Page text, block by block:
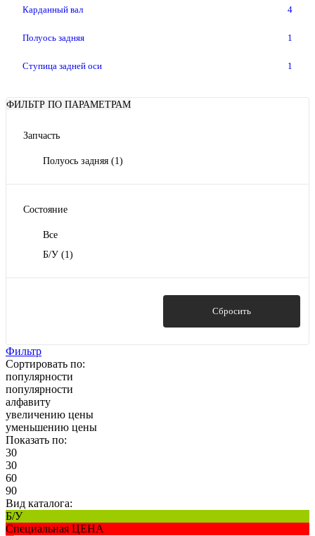
Карданный вал 4
Полуось задняя 1
Ступица задней оси 1
ФИЛЬТР ПО ПАРАМЕТРАМ
Запчасть
Полуось задняя (1)
Состояние
Все
Б/У (1)
Сбросить
Фильтр
Сортировать по:
популярности
популярности
алфавиту
увеличению цены
уменьшению цены
Показать по:
30
30
60
90
Вид каталога:
Б/У
Специальная ЦЕНА